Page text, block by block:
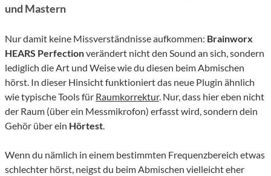
und Mastern
Nur damit keine Missverständnisse aufkommen: Brainworx
HEARS Perfectionverändert nicht den Sound an sich, sondern
lediglich die Art und Weise wie du diesen beim Abmischen
hörst. In dieser Hinsicht funktioniert das neue Plugin ähnlich
wie typische Tools für Raumkorrektur. Nur, dass hier eben nicht
der Raum (über ein Messmikrofon) erfasst wird, sondern dein
Gehör über ein Hörtest.
Wenn du nämlich in einem bestimmten Frequenzbereich etwas
schlechter hörst, neigst du beim Abmischen vielleicht eher